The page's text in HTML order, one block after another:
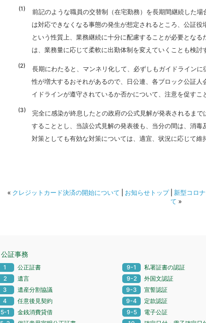
前記のような職員の交替制（在宅勤務）を長期間継続した場
は対応できなくなる事態の発生が想定されるところ、公証
という性質上、業務継続に十分に配慮することが必要とな
は、業務量に応じて柔軟に出勤体制を変えていくことも検討
長期にわたると、マンネリ化して、必ずしもガイドラインに
性が増大するおそれがあるので、日公連、各ブロック公証
イドラインが遵守されているか否かについて、注意を促すこ
完全に感染が終息したとの政府の公式見解が発表されるまで
することとし、当該公式見解の発表後も、当分の間は、消
対策としても有効な対策については、適宜、状況に応じて維
« クレジットカード決済の開始について お知らせトップ| 新型コロ
て »
公証事務
1
公正証書
2
遺言
3
遺産分割協議
4
任意後見契約
5-1
金銭消費貸借
9-1
私署証書の認証
9-2
外国文認証
9-3
宣誓認証
9-4
定款認証
9-5
電子公証